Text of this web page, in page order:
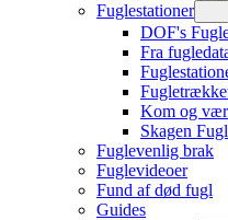
Fuglestationer
DOF's
Fra
Kom og vær
Skagen
Fuglevenlig brak
Fuglevideoer
Fund af død fugl
Guides